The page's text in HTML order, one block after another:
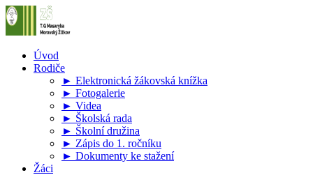
Úvod
Rodiče
► Elektronická žákovská knížka
► Fotogalerie
► Videa
► Školská rada
► Školní družina
► Zápis do 1. ročníku
► Dokumenty ke stažení
Žáci